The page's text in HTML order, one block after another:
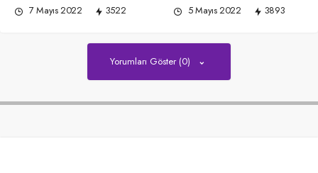
7 Mayıs 2022 3522 5 Mayıs 2022 3893
Yorumları Göster (0)